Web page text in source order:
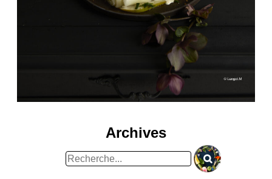
Archives
Rechercher
: